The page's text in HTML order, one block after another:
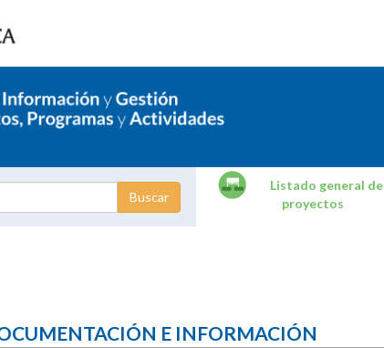
Listado general de
proyectos
E INFORMACIÓN